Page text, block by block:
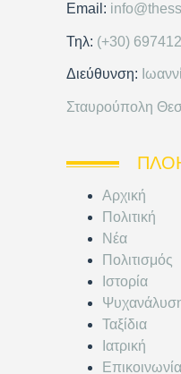
Email:
Τηλ: (+30)
Διεύθυνση:
Σταυρούπολη
Αρχική
Πολιτική
Νέα
Πολιτισμός
Ιστορία
Ταξίδια
Ιατρική
Επικοινωνία